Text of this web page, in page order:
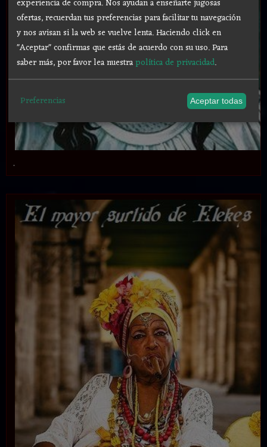
.
experiencia de compra. Nos ayudan a enseñarte jugosas
ofertas, recuerdan tus preferencias para facilitar tu navegación
y nos avisan si la web se vuelve lenta. Haciendo click en
"Aceptar" confirmas que estás de acuerdo con su uso.Para
saber más, por favor lea nuestrapolítica de privacidad.
Preferencias Aceptar todas